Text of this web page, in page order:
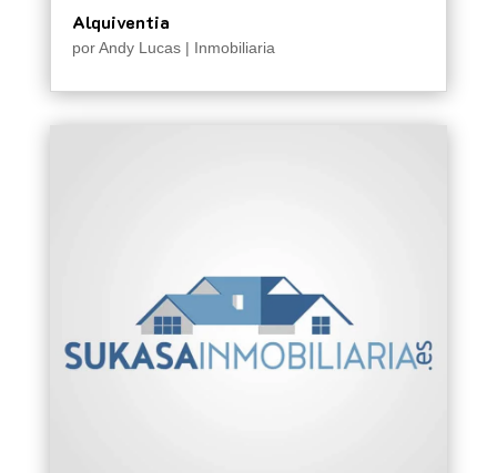
Alquiventia
porAndy Lucas| Inmobiliaria